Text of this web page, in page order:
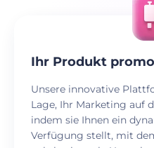
Ihr Produkt
Unsere innovative
Lage, Ihr Marketing auf
indem sie Ihnen ein
Verfügung stellt, mit